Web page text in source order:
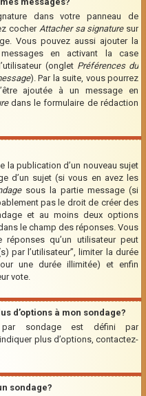
dans votre panneau de
cocher Attacher sa signaturesur
Vous pouvez aussi ajouter la
en activant la case
(onglet Préférences du
). Par la suite, vous pourrez
ajoutée à un message en
dans le formulaire de rédaction
la publication d’un nouveau sujet
d’un sujet (si vous en avez les
sous la partie message (si
pas le droit de créer des
et au moins deux options
le champ des réponses. Vous
qu’un utilisateur peut
par l’utilisateur”, limiter la durée
une durée illimitée) et enfin
vote.
d’options à mon sondage?
par sondage est défini par
plus d’options, contactez-
sondage?